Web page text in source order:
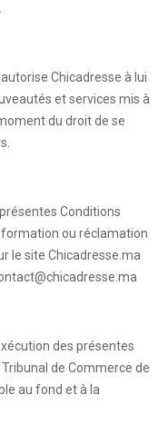
Chicadresse à lui
et services mis à
du droit de se
Conditions
ou réclamation
le site Chicadresse.ma
des présentes
de Commerce de
au fond et à la